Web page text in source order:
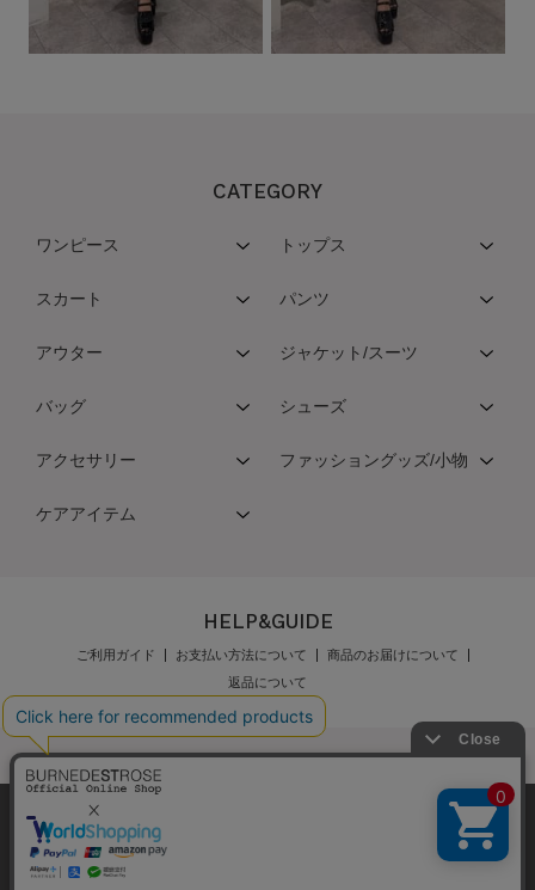
CATEGORY
ワンピース トップス
スカート パンツ
アウター ジャケット/スーツ
バッグ シューズ
アクセサリー ファッショングッズ/小物
ケアアイテム
HELP&GUIDE
ご利用ガイド お支払い方法について
商品のお届けについて
返品について
メンバーズポイントプログラム規約
特定商取引法に基づく表示
個人情報保護指針
弊社はCookieを利用し、Webの利便性向上に努め
ております。「承諾する」をクリックしていただ
くと、お客様に最適な内容を提供することが可能
承諾する